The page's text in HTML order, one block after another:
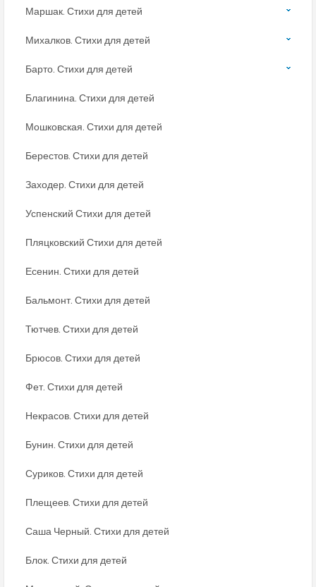
Маршак. Стихи для детей
Михалков. Стихи для детей
Барто. Стихи для детей
Благинина. Стихи для детей
Мошковская. Стихи для детей
Берестов. Стихи для детей
Заходер. Стихи для детей
Успенский Стихи для детей
Пляцковский Стихи для детей
Есенин. Стихи для детей
Бальмонт. Стихи для детей
Тютчев. Стихи для детей
Брюсов. Стихи для детей
Фет. Стихи для детей
Некрасов. Стихи для детей
Бунин. Стихи для детей
Суриков. Стихи для детей
Плещеев. Стихи для детей
Саша Черный. Стихи для детей
Блок. Стихи для детей